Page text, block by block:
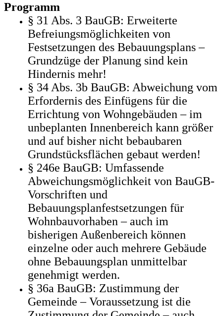
Programm
§ 31 Abs. 3 BauGB: Erweiterte
Befreiungsmöglichkeiten von
Festsetzungen des Bebauungsplans –
Grundzüge der Planung sind kein
Hindernis mehr!
§ 34 Abs. 3b BauGB: Abweichung vom
Erfordernis des Einfügens für die
Errichtung von Wohngebäuden – im
unbeplanten Innenbereich kann größer
und auf bisher nicht bebaubaren
Grundstücksflächen gebaut werden!
§ 246e BauGB: Umfassende
Abweichungsmöglichkeit von BauGB-
Vorschriften und
Bebauungsplanfestsetzungen für
Wohnbauvorhaben – auch im
bisherigen Außenbereich können
einzelne oder auch mehrere Gebäude
ohne Bebauungsplan unmittelbar
genehmigt werden.
§ 36a BauGB: Zustimmung der
Gemeinde – Voraussetzung ist die